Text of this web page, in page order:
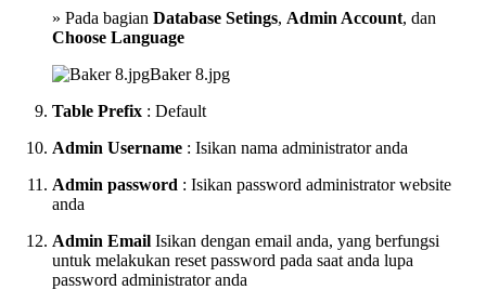
» Pada bagian Database Setings, Admin Account, dan
Choose Language
Baker 8.jpg
Table Prefix : Default
Admin Username : Isikan nama administrator anda
Admin password : Isikan password administrator website
anda
Admin Email Isikan dengan email anda, yang berfungsi
untuk melakukan reset password pada saat anda lupa
password administrator anda